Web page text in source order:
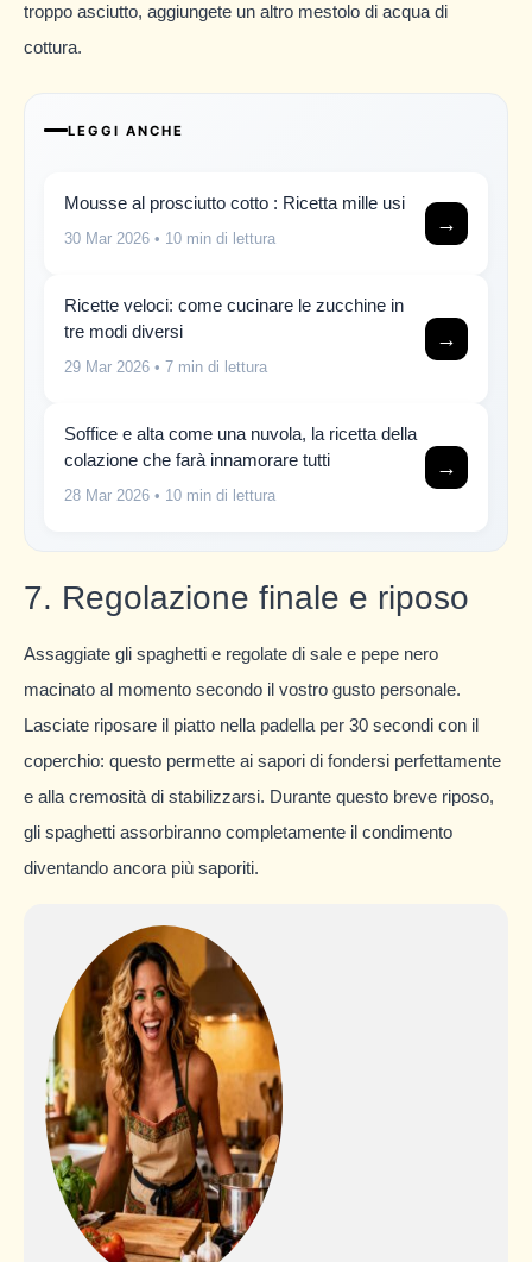
troppo asciutto, aggiungete un altro mestolo di acqua di
cottura.
LEGGI ANCHE
Mousse al prosciutto cotto : Ricetta mille usi
30 Mar 2026 • 10 min di lettura
→
Ricette veloci: come cucinare le zucchine in
tre modi diversi
29 Mar 2026 • 7 min di lettura
→
Soffice e alta come una nuvola, la ricetta della
colazione che farà innamorare tutti
28 Mar 2026 • 10 min di lettura
→
7. Regolazione finale e riposo
Assaggiate gli spaghetti e regolate di sale e pepe nero
macinato al momento secondo il vostro gusto personale.
Lasciate riposare il piatto nella padella per 30 secondi con il
coperchio: questo permette ai sapori di fondersi perfettamente
e alla cremosità di stabilizzarsi. Durante questo breve riposo,
gli spaghetti assorbiranno completamente il condimento
diventando ancora più saporiti.